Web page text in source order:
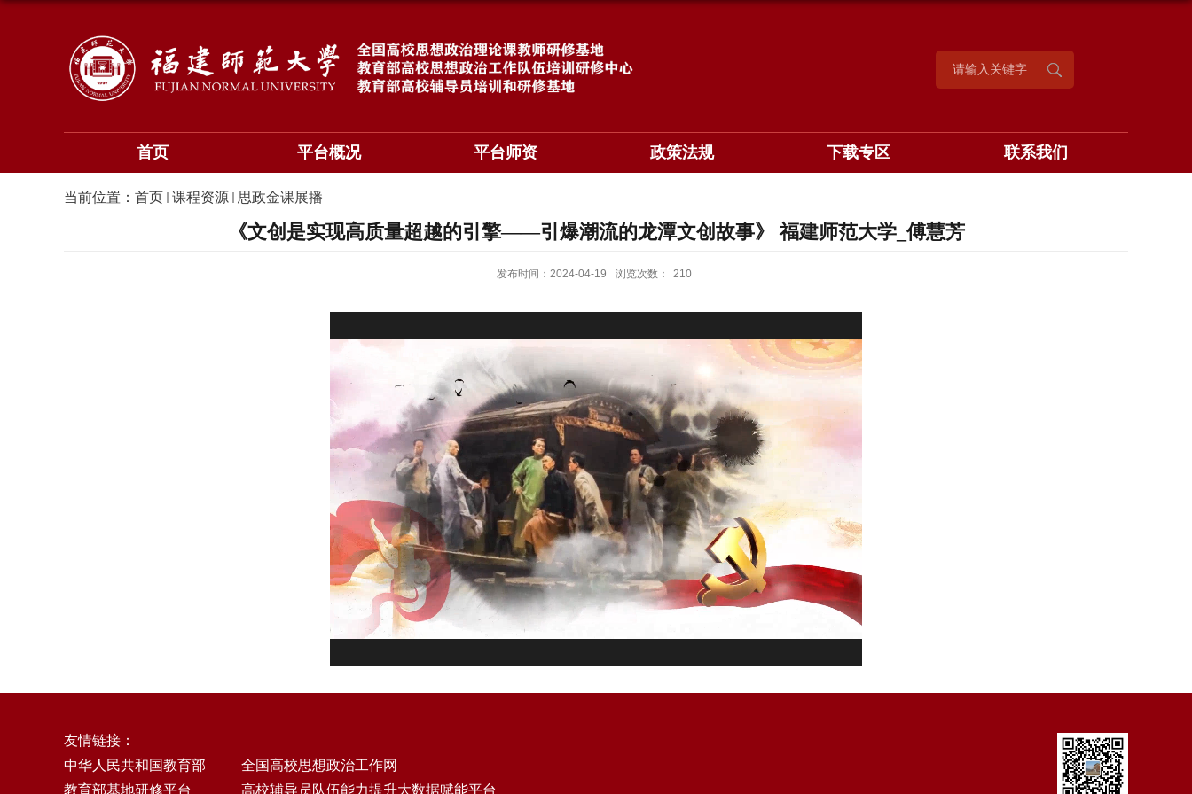
首页 平台概况 平台师资 政策法规 下载专区 联系我们
当前位置： 首页 课程资源 思政金课展播
《文创是实现高质量超越的引擎——引爆潮流的龙潭文创故事》 福建师范大学_傅慧芳
发布时间：2024-04-19 浏览次数： 210
友情链接：
中华人民共和国教育部
全国高校思想政治工作网
教育部基地研修平台
高校辅导员队伍能力提升大数据赋能平台